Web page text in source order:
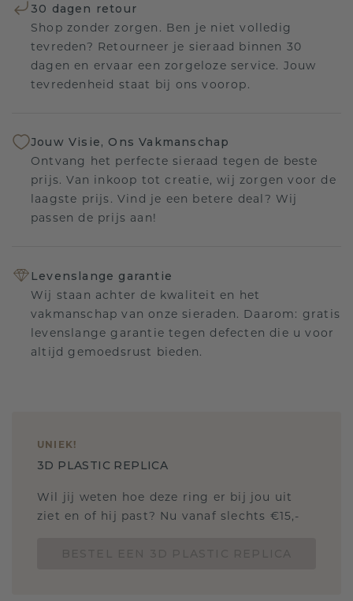
30 dagen retour
Shop zonder zorgen. Ben je niet volledig
tevreden? Retourneer je sieraad binnen 30
dagen en ervaar een zorgeloze service. Jouw
tevredenheid staat bij ons voorop.
Jouw Visie, Ons Vakmanschap
Ontvang het perfecte sieraad tegen de beste
prijs. Van inkoop tot creatie, wij zorgen voor de
laagste prijs. Vind je een betere deal? Wij
passen de prijs aan!
Levenslange garantie
Wij staan achter de kwaliteit en het
vakmanschap van onze sieraden. Daarom: gratis
levenslange garantie tegen defecten die u voor
altijd gemoedsrust bieden.
UNIEK!
3D PLASTIC REPLICA
Wil jij weten hoe deze ring er bij jou uit
ziet en of hij past? Nu vanaf slechts €15,-